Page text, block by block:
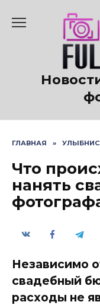
содержанию
ГЛАВНАЯ »
Что
нанять
Независимо
свадебный
расходы не